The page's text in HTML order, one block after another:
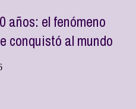
años: el fenómeno
conquistó al mundo